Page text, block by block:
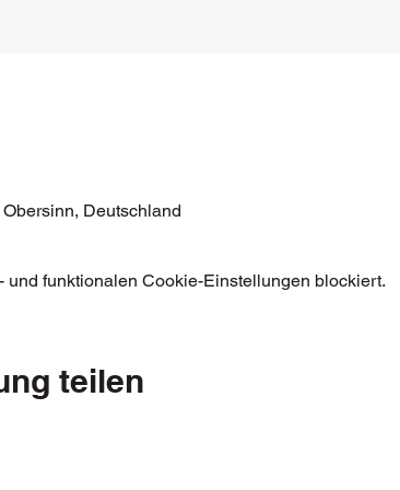
Deutschland
funktionalen Cookie-Einstellungen blockiert.
teilen